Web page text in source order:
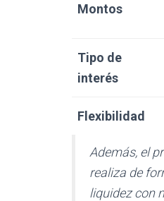
Montos
Tipo de
interés
Flexibilidad
Además, el
realiza de
liquidez con